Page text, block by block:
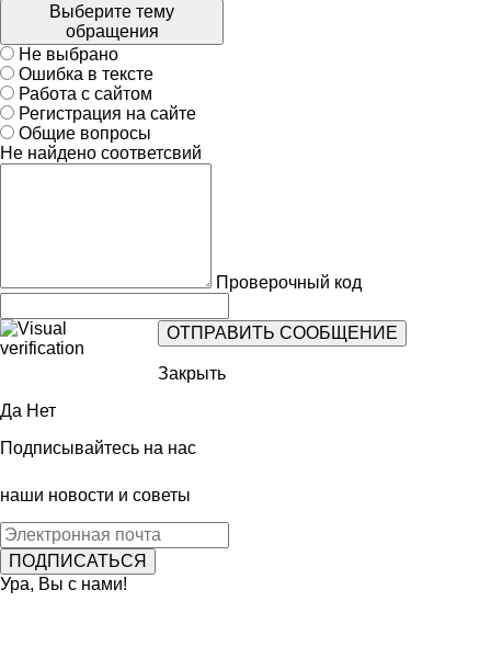
Выберите тему
обращения
Не выбрано
Ошибка в тексте
Работа с сайтом
Регистрация на сайте
Общие вопросы
Не найдено соответсвий
Проверочный код
Закрыть
Да Нет
Подписывайтесь на нас
наши новости и советы
Ура, Вы с нами!